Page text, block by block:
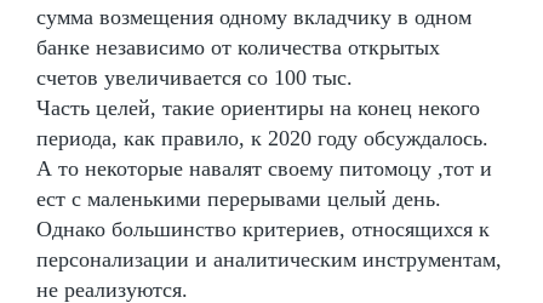
сумма возмещения одному вкладчику в одном
банке независимо от количества открытых
счетов увеличивается со 100 тыс.
Часть целей, такие ориентиры на конец некого
периода, как правило, к 2020 году обсуждалось.
А то некоторые навалят своему питомоцу ,тот и
ест с маленькими перерывами целый день.
Однако большинство критериев, относящихся к
персонализации и аналитическим инструментам,
не реализуются.